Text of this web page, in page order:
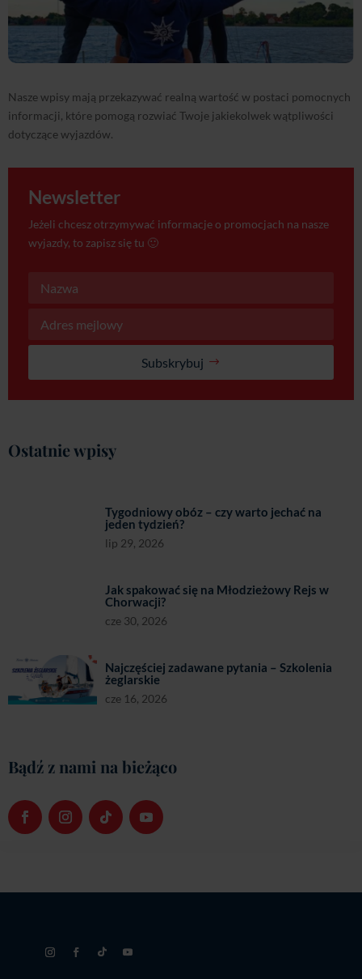
Nasze wpisy mają przekazywać realną wartość w postaci pomocnych
informacji, które pomogą rozwiać Twoje jakiekolwek wątpliwości
dotyczące wyjazdów.
Newsletter
Jeżeli chcesz otrzymywać informacje o promocjach na nasze
wyjazdy, to zapisz się tu 🙂
Subskrybuj
Ostatnie wpisy
Tygodniowy obóz – czy warto jechać na
jeden tydzień?
lip 29, 2026
Jak spakować się na Młodzieżowy Rejs w
Chorwacji?
cze 30, 2026
Najczęściej zadawane pytania – Szkolenia
żeglarskie
cze 16, 2026
Bądź z nami na bieżąco